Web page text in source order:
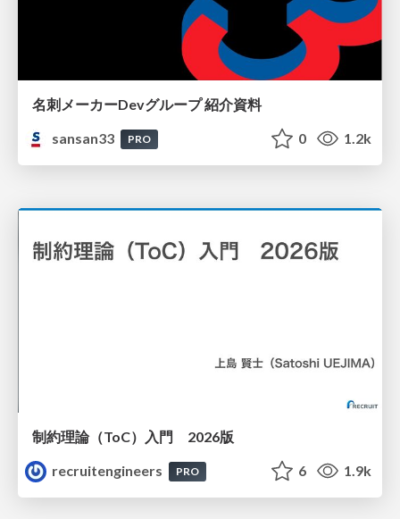
名刺メーカーDevグループ 紹介資料
sansan33
PRO 0 1.2k
制約理論（ToC）入門 2026版
recruitengineers
PRO 6 1.9k